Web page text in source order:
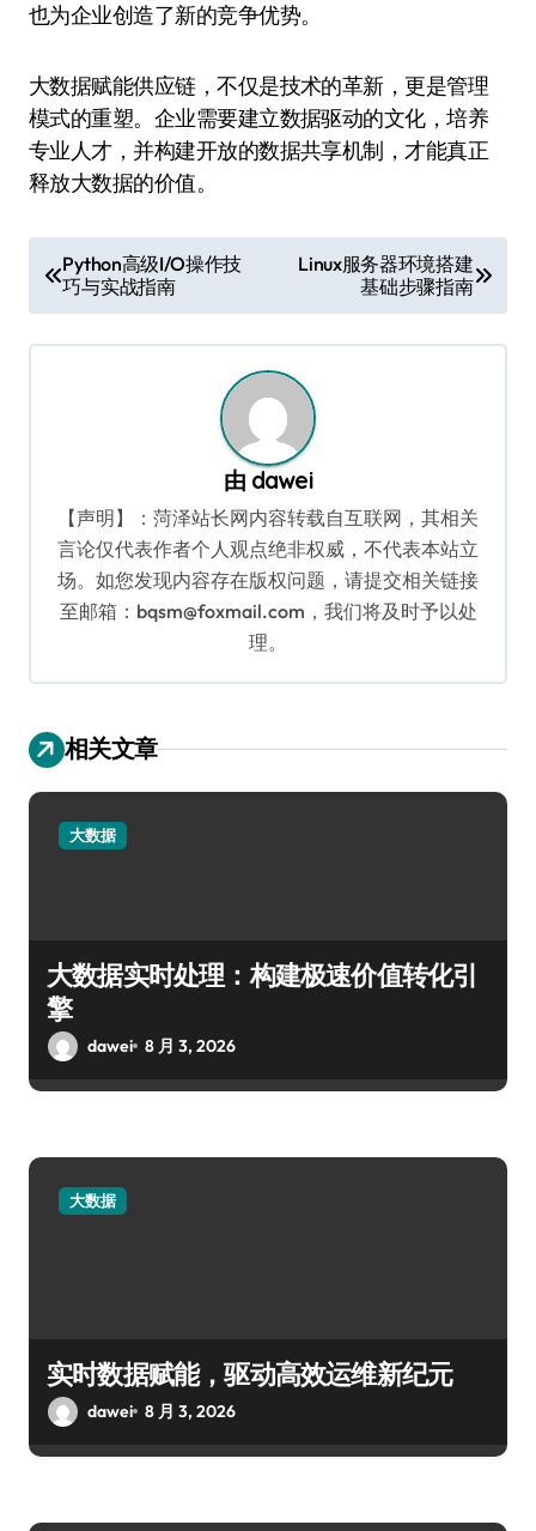
也为企业创造了新的竞争优势。
大数据赋能供应链，不仅是技术的革新，更是管理
模式的重塑。企业需要建立数据驱动的文化，培养
专业人才，并构建开放的数据共享机制，才能真正
释放大数据的价值。
章
导
Python高级I/O操作技
巧与实战指南
Linux服务器环境搭建
基础步骤指南
由 dawei
【声明】：菏泽站长网内容转载自互联网，其相关
言论仅代表作者个人观点绝非权威，不代表本站立
场。如您发现内容存在版权问题，请提交相关链接
至邮箱：bqsm@foxmail.com，我们将及时予以处
理。
相关文章
大数据
大数据实时处理：构建极速价值转化引
擎
dawei 8 月 3, 2026
大数据
实时数据赋能，驱动高效运维新纪元
dawei 8 月 3, 2026